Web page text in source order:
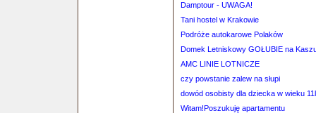
Damptour - UWAGA!
Tani hostel w Krakowie
Podróże autokarowe Polaków
Domek Letniskowy GOŁUBIE na
AMC LINIE LOTNICZE
czy powstanie zalew na słupi
dowód osobisty dla dziecka w wieku
Witam!Poszukuję apartamentu